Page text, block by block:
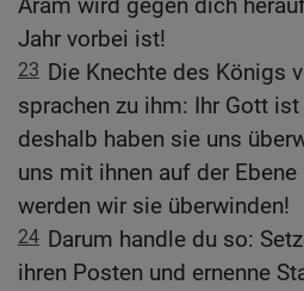
Aram wird gegen dich
Jahr vorbei ist!
23 Die Knechte des Königs
sprachen zu ihm: Ihr Gott
deshalb haben sie uns
uns mit ihnen auf der
werden wir sie überwinden!
24 Darum handle du so:
ihren Posten und ernenne